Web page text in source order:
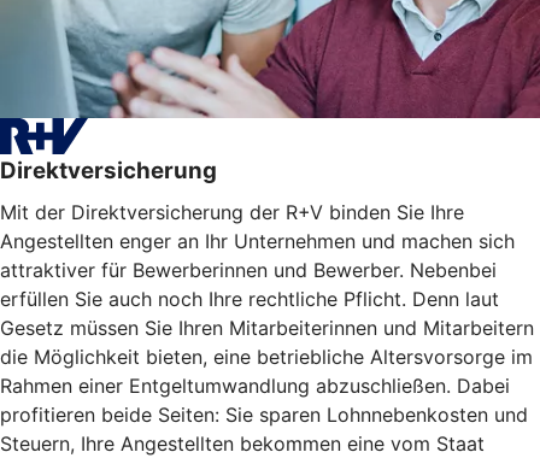
Direktversicherung
Mit der Direktversicherung der R+V binden Sie Ihre
Angestellten enger an Ihr Unternehmen und machen sich
attraktiver für Bewerberinnen und Bewerber. Nebenbei
erfüllen Sie auch noch Ihre rechtliche Pflicht. Denn laut
Gesetz müssen Sie Ihren Mitarbeiterinnen und Mitarbeitern
die Möglichkeit bieten, eine betriebliche Altersvorsorge im
Rahmen einer Entgeltumwandlung abzuschließen. Dabei
profitieren beide Seiten: Sie sparen Lohnnebenkosten und
Steuern, Ihre Angestellten bekommen eine vom Staat